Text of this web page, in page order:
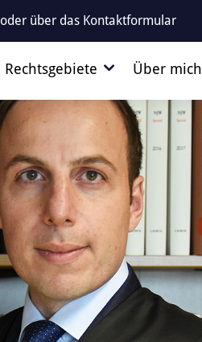
oder über das Kontaktformular
Rechtsgebiete Über mich